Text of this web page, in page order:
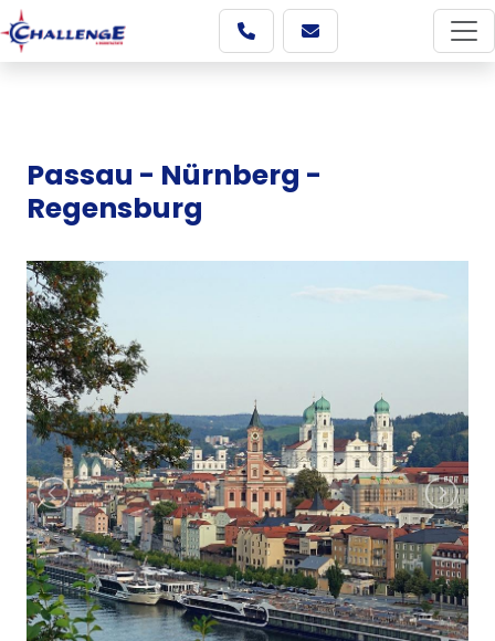
Passau - Nürnberg -
Regensburg
Képgaléria